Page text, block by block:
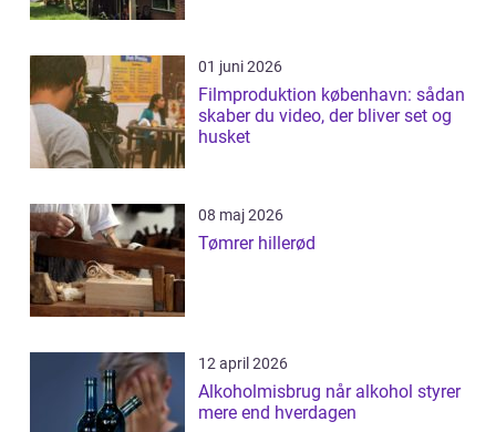
01 juni 2026
Filmproduktion københavn: sådan
skaber du video, der bliver set og
husket
08 maj 2026
Tømrer hillerød
12 april 2026
Alkoholmisbrug når alkohol styrer
mere end hverdagen